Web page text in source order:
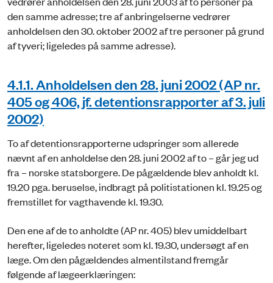
den samme adresse; tre af anbringelserne vedrører
anholdelsen den 30. oktober 2002 af tre personer på grund
af tyveri; ligeledes på samme adresse).
4.1.1. Anholdelsen den 28. juni 2002 (AP nr.
405 og 406, jf. detentionsrapporter af 3. juli
2002)
To af detentionsrapporterne udspringer som allerede
nævnt af en anholdelse den 28. juni 2002 af to – går jeg ud
fra – norske statsborgere. De pågældende blev anholdt kl.
19.20 pga. beruselse, indbragt på politistationen kl. 19.25 og
fremstillet for vagthavende kl. 19.30.
Den ene af de to anholdte (AP nr. 405) blev umiddelbart
herefter, ligeledes noteret som kl. 19.30, undersøgt af en
læge. Om den pågældendes almentilstand fremgår
følgende af lægeerklæringen: